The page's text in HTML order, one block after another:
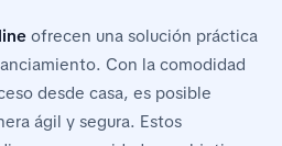
ofrecen una solución práctica
Con la comodidad
desde casa, es posible
ágil y segura. Estos